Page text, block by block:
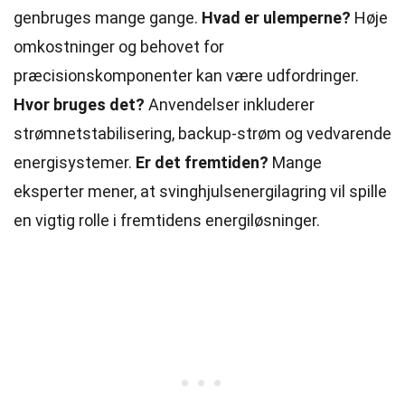
genbruges mange gange. Hvad er ulemperne? Høje
omkostninger og behovet for
præcisionskomponenter kan være udfordringer.
Hvor bruges det? Anvendelser inkluderer
strømnetstabilisering, backup-strøm og vedvarende
energisystemer. Er det fremtiden? Mange
eksperter mener, at svinghjulsenergilagring vil spille
en vigtig rolle i fremtidens energiløsninger.